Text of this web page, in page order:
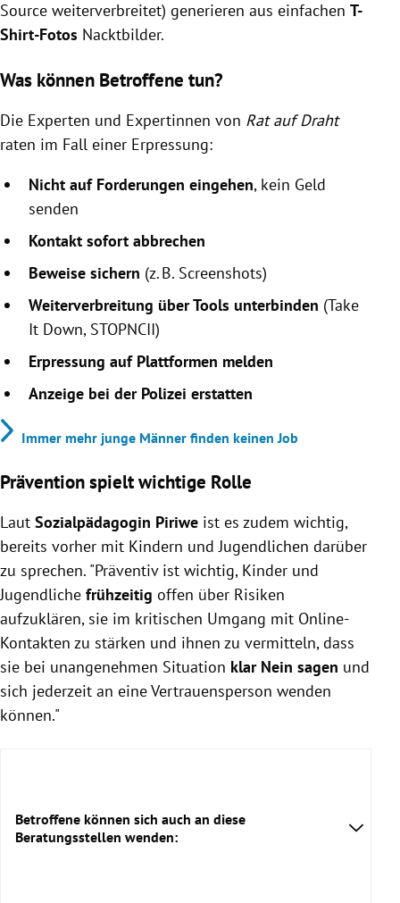
Source weiterverbreitet) generieren aus einfachen T-
Shirt-Fotos Nacktbilder.
Was können Betroffene tun?
Die Experten und Expertinnen von Rat auf Draht
raten im Fall einer Erpressung:
Nicht auf Forderungen eingehen, kein Geld
senden
Kontakt sofort abbrechen
Beweise sichern (z. B. Screenshots)
Weiterverbreitung über Tools unterbinden (Take
It Down, STOPNCII)
Erpressung auf Plattformen melden
Anzeige bei der Polizei erstatten
Immer mehr junge Männer finden keinen Job
Prävention spielt wichtige Rolle
Laut Sozialpädagogin Piriwe ist es zudem wichtig,
bereits vorher mit Kindern und Jugendlichen darüber
zu sprechen. "Präventiv ist wichtig, Kinder und
Jugendliche frühzeitig offen über Risiken
aufzuklären, sie im kritischen Umgang mit Online-
Kontakten zu stärken und ihnen zu vermitteln, dass
sie bei unangenehmen Situation klar Nein sagen und
sich jederzeit an eine Vertrauensperson wenden
können."
Betroffene können sich auch an diese
Beratungsstellen wenden: